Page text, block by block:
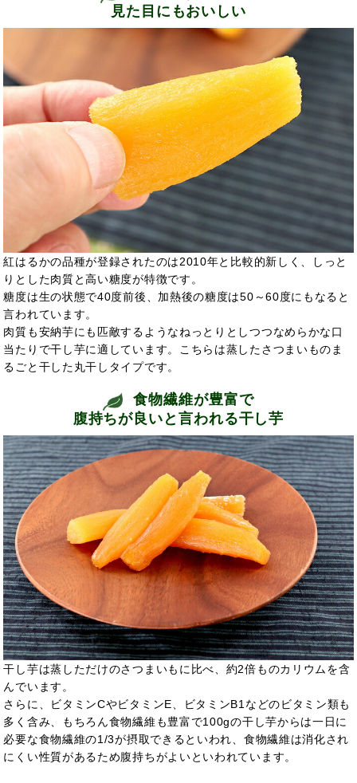
見た目にもおいしい
紅はるかの品種が登録されたのは2010年と比較的新しく、しっと
りとした肉質と高い糖度が特徴です。
糖度は生の状態で40度前後、加熱後の糖度は50～60度にもなると
言われています。
肉質も安納芋にも匹敵するようなねっとりとしつつなめらかな口
当たりで干し芋に適しています。こちらは蒸したさつまいものま
るごと干した丸干しタイプです。
食物繊維が豊富で
腹持ちが良いと言われる干し芋
干し芋は蒸しただけのさつまいもに比べ、約2倍ものカリウムを含
んでいます。
さらに、ビタミンCやビタミンE、ビタミンB1などのビタミン類も
多く含み、もちろん食物繊維も豊富で100gの干し芋からは一日に
必要な食物繊維の1/3が摂取できるといわれ、食物繊維は消化され
にくい性質があるため腹持ちがよいといわれています。